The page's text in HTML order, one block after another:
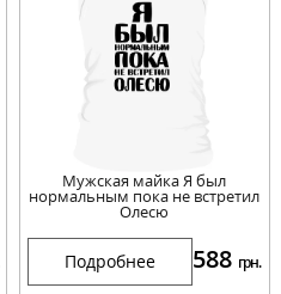
Мужская майка Я был
нормальным пока не встретил
Олесю
Подробнее 588 грн.